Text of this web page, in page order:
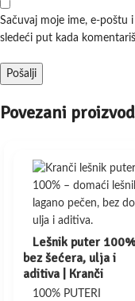
Sačuvaj moje ime, e-poštu
sledeći put kada
Povezani
Lešnik puter
bez šećera, ulja i
aditiva | Kranči
100% PUTERI